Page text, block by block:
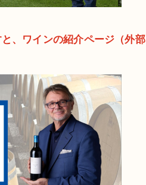
、ワインの紹介ページ（外部